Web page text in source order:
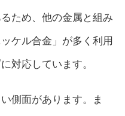
ため、他の金属と組み
ケル合金」が多く利用
対応しています。
側面があります。ま